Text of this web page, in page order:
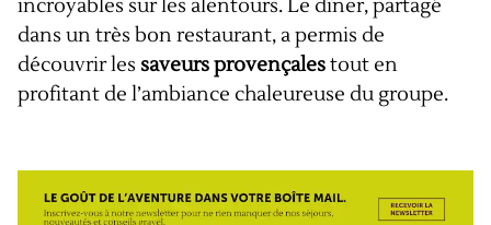
incroyables sur les alentours. Le dîner, partagé
dans un très bon restaurant, a permis de
découvrir les saveurs provençalestout en
profitant de l’ambiance chaleureuse du groupe.